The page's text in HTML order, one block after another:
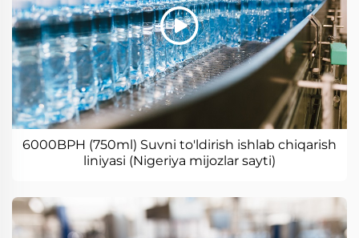
6000BPH (750ml) Suvni to'ldirish ishlab chiqarish
liniyasi (Nigeriya mijozlar sayti)